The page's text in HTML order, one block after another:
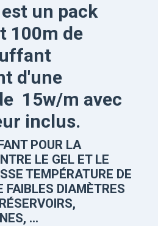
un pack
100m de
d'une
15w/m avec
inclus.
POUR LA
LE GEL ET LE
TEMPÉRATURE DE
FAIBLES DIAMÈTRES
...